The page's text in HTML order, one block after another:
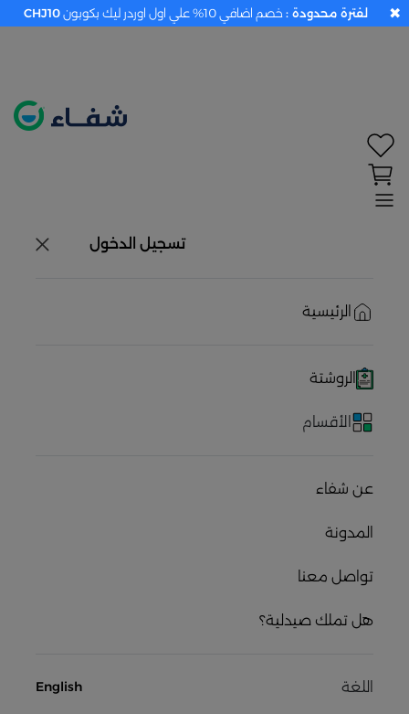
تسجيل الدخول
الرئيسية
الروشتة
الأقسام
عن شفاء
المدونة
تواصل معنا
هل تملك صيدلية؟
اللغة English
لفترة محدودة : خصم اضافي 10% علي اول اوردر ليك بكوبون CHJ10 ✖